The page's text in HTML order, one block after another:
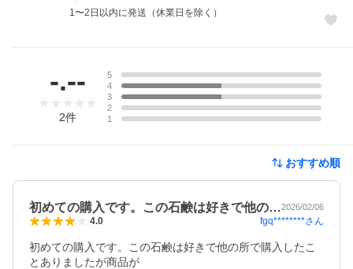
1〜2日以内に発送（休業日を除く）
-.--
2件
5
4
3
2
1
おすすめ順
初めての購入です。この石鹸は好きで他の…2026/02/06
4.0 fgq********さん
初めての購入です。この石鹸は好きで他の所で購入したこ
とありましたが商品が